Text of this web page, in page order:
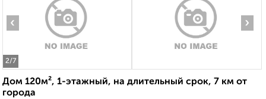
2/7
‹ ›
Дом 120м², 1-этажный, на длительный срок, 7 км от
города